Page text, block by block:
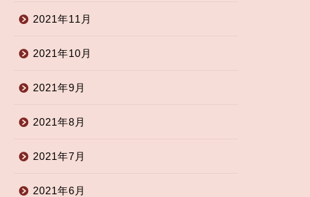
2021年11月
2021年10月
2021年9月
2021年8月
2021年7月
2021年6月